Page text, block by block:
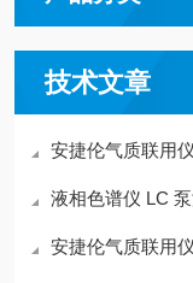
技术文章
安捷伦气质联用
液相色谱仪 LC
安捷伦气质联用